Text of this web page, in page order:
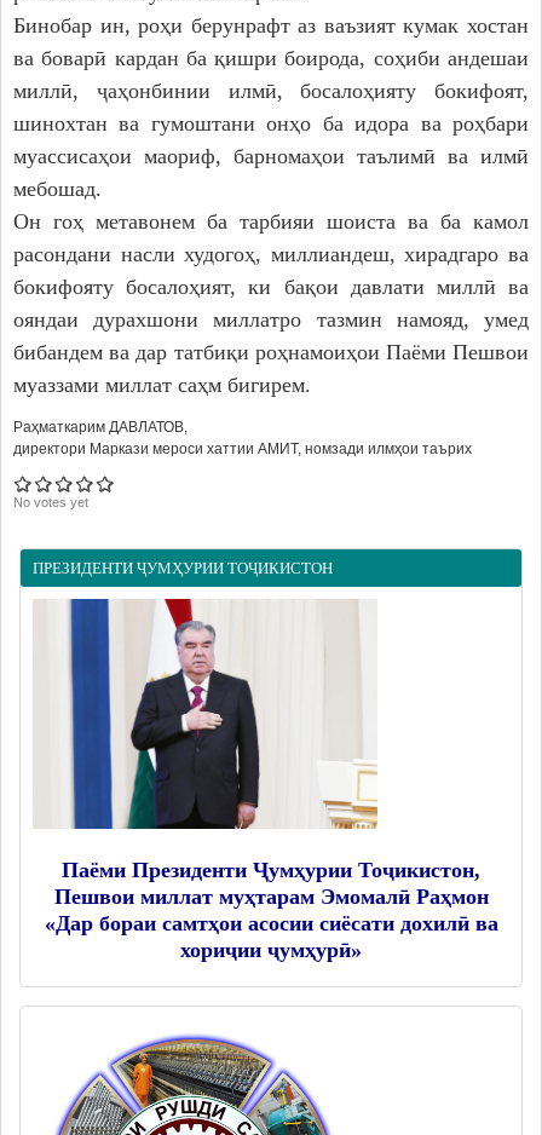
Бинобар ин, роҳи берунрафт аз ваъзият кумак хостан
ва боварӣ кардан ба қишри боирода, соҳиби андешаи
миллӣ, ҷаҳонбинии илмӣ, босалоҳияту бокифоят,
шинохтан ва гумоштани онҳо ба идора ва роҳбари
муассисаҳои маориф, барномаҳои таълимӣ ва илмӣ
мебошад.
Он гоҳ метавонем ба тарбияи шоиста ва ба камол
расондани насли худогоҳ, миллиандеш, хирадгаро ва
бокифояту босалоҳият, ки бақои давлати миллӣ ва
ояндаи дурахшони миллатро тазмин намояд, умед
бибандем ва дар татбиқи роҳнамоиҳои Паёми Пешвои
муаззами миллат саҳм бигирем.
Раҳматкарим ДАВЛАТОВ,
директори Маркази мероси хаттии АМИТ, номзади илмҳои таърих
No votes yet
ПРЕЗИДЕНТИ ҶУМҲУРИИ ТОҶИКИСТОН
Паёми Президенти Ҷумҳурии Тоҷикистон,
Пешвои миллат муҳтарам Эмомалӣ Раҳмон
«Дар бораи самтҳои асосии сиёсати дохилӣ ва
хориҷии ҷумҳурӣ»